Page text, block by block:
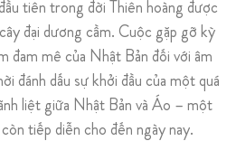
tiên trong đời Thiên hoàng được
đại dương cầm. Cuộc gặp gỡ kỳ
đam mê của Nhật Bản đối với âm
đánh dấu sự khởi đầu của một quá
liệt giữa Nhật Bản và Áo – một
tiếp diễn cho đến ngày nay.